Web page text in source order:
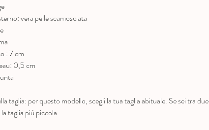
vera pelle scamosciata
: 7 cm
0,5 cm
taglia: per questo modello, scegli la tua taglia abituale. Se sei tra due
taglia più piccola.